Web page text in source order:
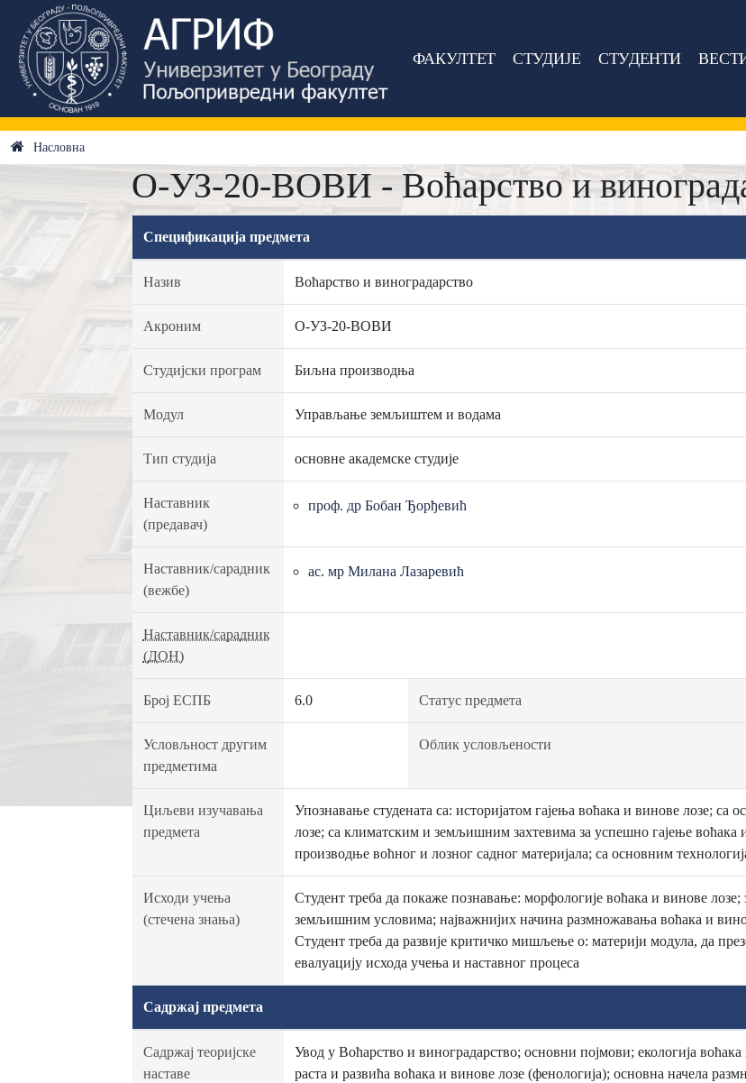
ФАКУЛТЕТ СТУДИЈЕ СТУДЕНТИ
Насловна
О-УЗ-20-ВОВИ - Воћарство и
Спецификација предмета
Назив Воћарство и виноградарство
Акроним О-УЗ-20-ВОВИ
Студијски програм Биљна производња
Модул Управљање земљиштем и водама
Тип студија основне академске студије
Наставник
(предавач)
проф. др Бобан Ђорђевић
Наставник/сарадник
(вежбе)
ас. мр Милана Лазаревић
Наставник/сарадник
(ДОН)
Број ЕСПБ 6.0 Статус предмета
Условљност другим
предметима
Облик условљености
Циљеви изучавања
предмета
Упознавање студената са: историјатом гајења воћака и винове лозе;
лозе; са климатским и земљишним захтевима за успешно гајење воћака
производње воћног и лозног садног материјала; са основним
Исходи учења
(стечена знања)
Студент треба да покаже познавање: морфологије воћака и винове
земљишним условима; најважнијих начина размножавања воћака и
Студент треба да развије критичко мишљење о: материји модула, да
евалуацију исхода учења и наставног процеса
Садржај предмета
Садржај теоријске
наставе
Увод у Воћарство и виноградарство; основни појмови; екологија
раста и развића воћака и винове лозе (фенологија); основна начела